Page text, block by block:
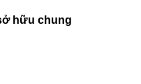
hữu chung